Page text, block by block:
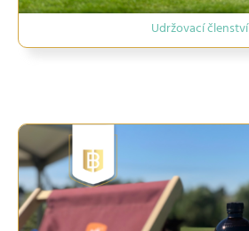
Udržovací členství